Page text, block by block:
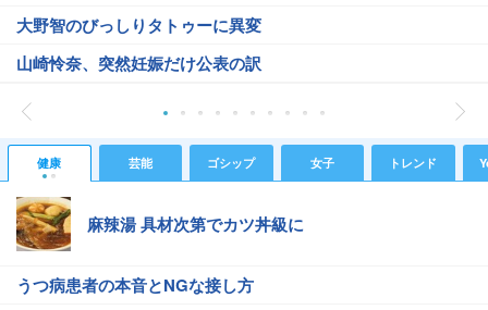
大野智のびっしりタトゥーに異変
山崎怜奈、突然妊娠だけ公表の訳
健康 芸能 ゴシップ 女子 トレンド
麻辣湯 具材次第でカツ丼級に
うつ病患者の本音とNGな接し方